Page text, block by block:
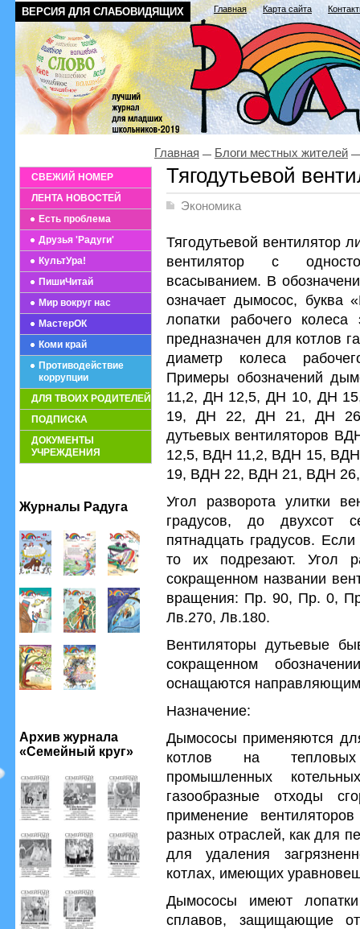
ВЕРСИЯ ДЛЯ СЛАБОВИДЯЩИХ Главная Карта сайта
СВЕЖИЙ НОМЕР
ЛЕНТА НОВОСТЕЙ
Есть проблема
Друзья 'Радуги'
КультУра!
ПишиЧитай
Мир вокруг нас
МастерОК
Коми край
Противодействие
коррупции
ДЛЯ ТВОИХ РОДИТЕЛЕЙ
ПОДПИСКА
ДОКУМЕНТЫ
УЧРЕЖДЕНИЯ
Журналы Радуга
Архив журнала
«Семейный круг»
Главная Блоги местных жителей
Тягодутьевой
Экономика
Тягодутьевой вентилятор
вентилятор с
всасыванием. В
означает дымосос, буква
лопатки рабочего
предназначен для котлов
диаметр колеса
Примеры обозначений
11,2, ДН 12,5, ДН 10, ДН
19, ДН 22, ДН 21, ДН
дутьевых вентиляторов
12,5, ВДН 11,2, ВДН 15,
19, ВДН 22, ВДН 21, ВДН
Угол разворота улитки
градусов, до двухсот
пятнадцать градусов.
то их подрезают. Угол
сокращенном названии
вращения: Пр. 90, Пр. 0,
Лв.270, Лв.180.
Вентиляторы дутьевые
сокращенном
оснащаются
Назначение:
Дымососы применяются
котлов на тепловых
промышленных
газообразные отходы
применение
разных отраслей, как для
для удаления
котлах, имеющих
Дымососы имеют
сплавов, защищающие